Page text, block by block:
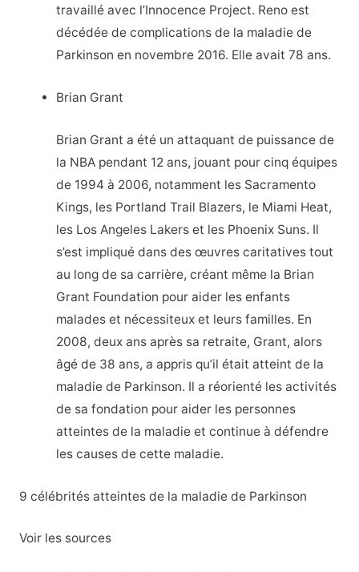
travaillé avec l’Innocence Project. Reno est
décédée de complications de la maladie de
Parkinson en novembre 2016. Elle avait 78 ans.
Brian Grant
Brian Grant a été un attaquant de puissance de
la NBA pendant 12 ans, jouant pour cinq équipes
de 1994 à 2006, notamment les Sacramento
Kings, les Portland Trail Blazers, le Miami Heat,
les Los Angeles Lakers et les Phoenix Suns. Il
s’est impliqué dans des œuvres caritatives tout
au long de sa carrière, créant même la Brian
Grant Foundation pour aider les enfants
malades et nécessiteux et leurs familles. En
2008, deux ans après sa retraite, Grant, alors
âgé de 38 ans, a appris qu’il était atteint de la
maladie de Parkinson. Il a réorienté les activités
de sa fondation pour aider les personnes
atteintes de la maladie et continue à défendre
les causes de cette maladie.
9 célébrités atteintes de la maladie de Parkinson
Voir les sources